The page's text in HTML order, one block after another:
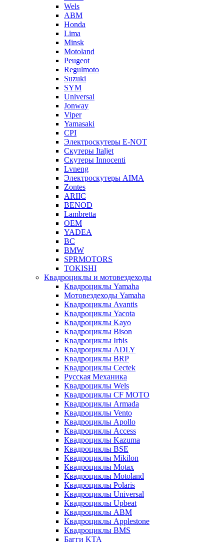
Wels
ABM
Honda
Lima
Minsk
Motoland
Peugeot
Regulmoto
Suzuki
SYM
Universal
Jonway
Viper
Yamasaki
CPI
Электроскутеры E-NOT
Скутеры Italjet
Скутеры Innocenti
Lvneng
Электроскутеры AIMA
Zontes
ARIIC
BENOD
Lambretta
OEM
YADEA
BC
BMW
SPRMOTORS
TOKISHI
Квадроциклы и мотовездеходы
Квадроциклы Yamaha
Мотовездеходы Yamaha
Квадроциклы Avantis
Квадроциклы Yacota
Квадроциклы Kayo
Квадроциклы Bison
Квадроциклы Irbis
Квадроциклы ADLY
Квадроциклы BRP
Квадроциклы Cectek
Русская Механика
Квадроциклы Wels
Квадроциклы CF MOTO
Квадроциклы Armada
Квадроциклы Vento
Квадроциклы Apollo
Квадроциклы Access
Квадроциклы Kazuma
Квадроциклы BSE
Квадроциклы Mikilon
Квадроциклы Motax
Квадроциклы Motoland
Квадроциклы Polaris
Квадроциклы Universal
Квадроциклы Upbeat
Квадроциклы ABM
Квадроциклы Applestone
Квадроциклы BMS
Багги KTA